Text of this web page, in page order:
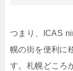
つまり、ICAS
幌の街を便利に
す。札幌どころ